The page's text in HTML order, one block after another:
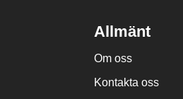
Allmänt
Om oss
Kontakta oss